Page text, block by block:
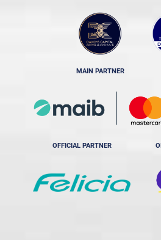
MAIN PARTNER
OFFICIAL PARTNER